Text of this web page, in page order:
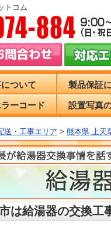
トコム
ついて 製品保証
ーコード 設置写真
送・工事エリア > 熊本県 上天
は給湯器の交換工